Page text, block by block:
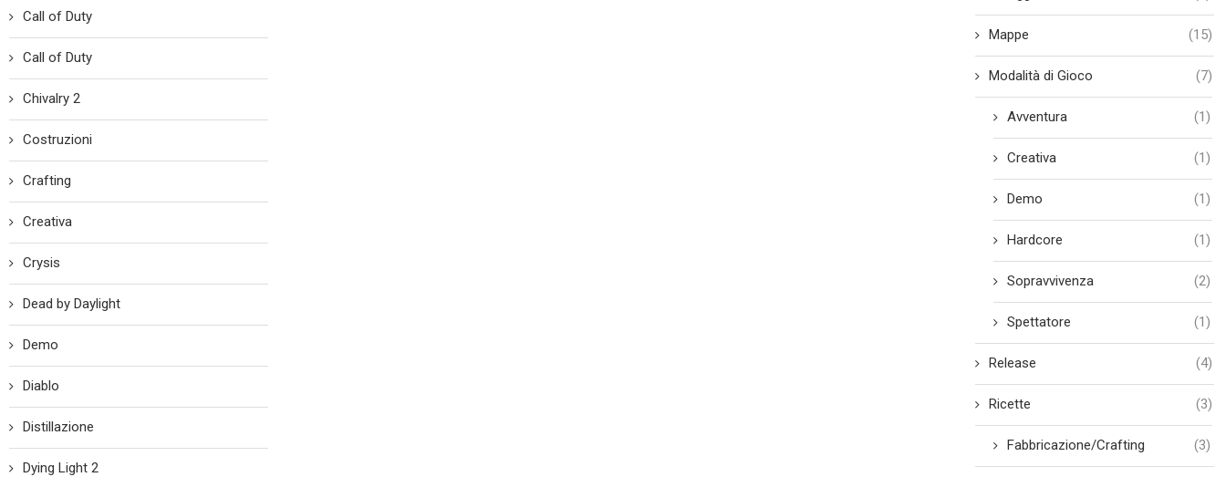
Mappe (15)
Modalità di Gioco (7)
Avventura (1)
Creativa (1)
Demo (1)
Hardcore (1)
Sopravvivenza (2)
Spettatore (1)
Release (4)
Ricette (3)
Fabbricazione/Crafting (3)
Call of Duty
Call of Duty
Chivalry 2
Costruzioni
Crafting
Creativa
Crysis
Dead by Daylight
Demo
Diablo
Distillazione
Dying Light 2